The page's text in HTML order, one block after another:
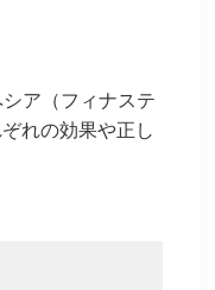
ア（フィナステ
れの効果や正し